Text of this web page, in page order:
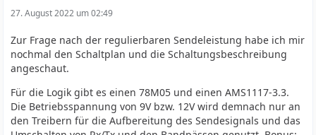
27. August 2022 um 02:49
Zur Frage nach der regulierbaren Sendeleistung habe ich mir
nochmal den Schaltplan und die Schaltungsbeschreibung
angeschaut.
Für die Logik gibt es einen 78M05 und einen AMS1117-3.3.
Die Betriebsspannung von 9V bzw. 12V wird demnach nur an
den Treibern für die Aufbereitung des Sendesignals und das